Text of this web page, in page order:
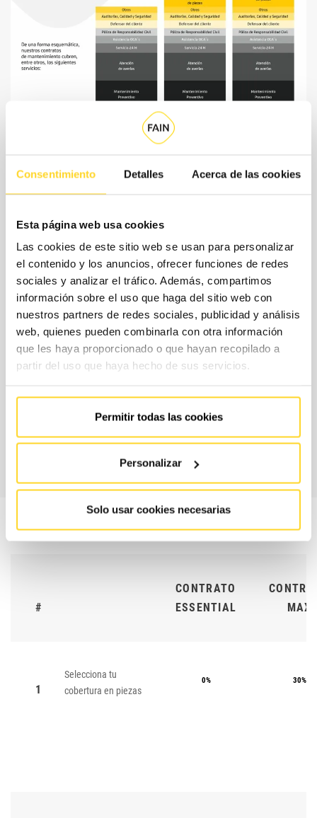
Consentimiento Detalles Acerca de las cookies
Esta página web usa cookies
Las cookies de este sitio web se usan para personalizar
el contenido y los anuncios, ofrecer funciones de redes
sociales y analizar el tráfico. Además, compartimos
información sobre el uso que haga del sitio web con
nuestros partners de redes sociales, publicidad y análisis
web, quienes pueden combinarla con otra información
que les haya proporcionado o que hayan recopilado a
partir del uso que haya hecho de sus servicios.
Permitir todas las cookies
Personalizar
Solo usar cookies necesarias
¿Cuáles son las modalidades de
contratación?
Para ajustar el contrato a tus necesidades reales y tu
presupuesto, en FAIN te proponemos un modelo de
contratación flexible, en el que seleccionarás por separado
la cobertura de piezas, es decir, los repuesto que se
incluyen sin coste adicional en tu contrato, y los horarios
NOSOTROS
#
CONTRATO
ESSENTIAL
MAX
1
Selecciona tu
cobertura en piezas
0% 30%